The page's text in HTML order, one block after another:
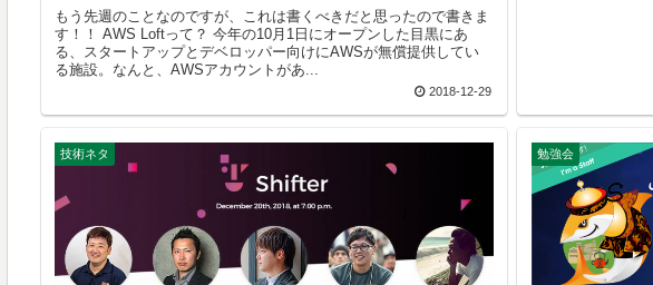
もう先週のことなのですが、これは書くべきだと思ったので書きま
す！！ AWS Loftって？ 今年の10月1日にオープンした目黒にあ
る、スタートアップとデベロッパー向けにAWSが無償提供してい
る施設。なんと、AWSアカウントがあ...
2018-12-29
技術ネタ 勉強会